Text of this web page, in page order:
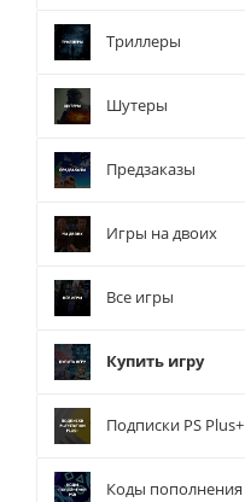
Триллеры
Шутеры
Предзаказы
Игры на двоих
Все игры
Купить игру
Подписки PS Plus+
Коды пополнения